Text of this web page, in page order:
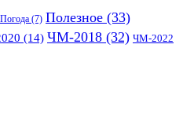
Погода (7) Полезное (33)
(14) ЧМ-2018 (32) ЧМ-2022